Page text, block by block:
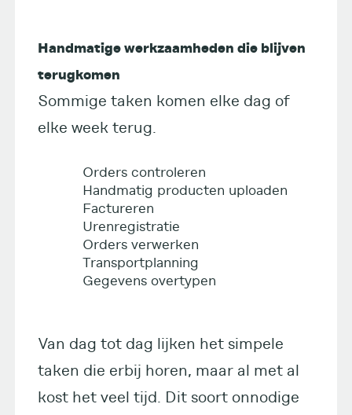
Handmatige werkzaamheden die blijven
terugkomen
Sommige taken komen elke dag of
elke week terug.
Orders controleren
Handmatig producten uploaden
Factureren
Urenregistratie
Orders verwerken
Transportplanning
Gegevens overtypen
Van dag tot dag lijken het simpele
taken die erbij horen, maar al met al
kost het veel tijd. Dit soort onnodige